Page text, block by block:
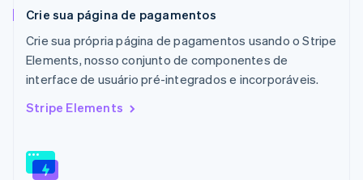
Crie sua página de pagamentos
Crie sua própria página de pagamentos usando o Stripe
Elements, nosso conjunto de componentes de
interface de usuário pré-integrados e incorporáveis.
Stripe Elements
Noruega
English
Nova Zelândia
English
Países Baixos
Nederlands English
Portugal
Português